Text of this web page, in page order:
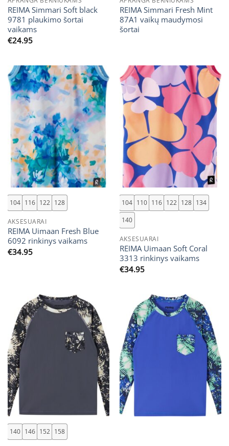
REIMA Simmari Soft black
9781 plaukimo šortai
vaikams
€24.95
REIMA Simmari Fresh Mint
87A1 vaikų maudymosi
šortai
104 116 122 128
AKSESUARAI
REIMA Uimaan Fresh Blue
6092 rinkinys vaikams
€34.95
104 110 116 122 128 134
140
AKSESUARAI
REIMA Uimaan Soft Coral
3313 rinkinys vaikams
€34.95
140 146 152 158